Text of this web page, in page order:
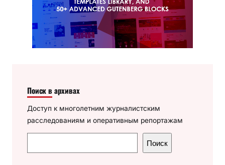
Поиск в архивах
Доступ к многолетним журналистским
расследованиям и оперативным репортажам
о
Поиск